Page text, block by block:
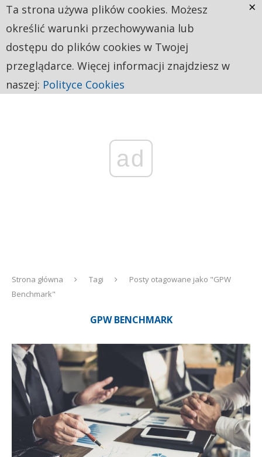
ad
Strona główna Tagi
Posty otagowane jako "GPW
Benchmark"
GPW BENCHMARK
Ta strona używa plików cookies. Możesz
określić warunki przechowywania lub
dostępu do plików cookies w Twojej
przeglądarce. Więcej informacji znajdziesz w
naszej: Polityce Cookies
×